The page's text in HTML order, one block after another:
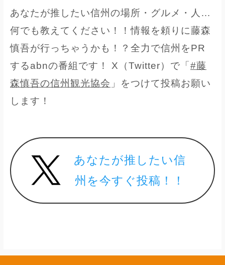
あなたが推したい信州の場所・グルメ・人…
何でも教えてください！！情報を頼りに藤森
慎吾が行っちゃうかも！？全力で信州をPR
するabnの番組です！ X（Twitter）で「#藤
森慎吾の信州観光協会 」をつけて投稿お願い
します！
あなたが推したい信
州を今すぐ投稿！！